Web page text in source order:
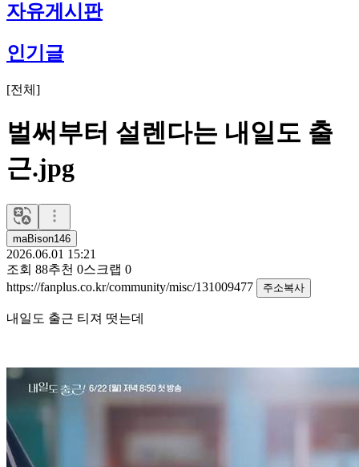
자유게시판
인기글
[전체 ]
벌써부터 설렌다는 내일도 출
근.jpg
maBison146
2026.06.01 15:21
조회 88추천 0스크랩 0
https://fanplus.co.kr/community/misc/131009477
주소복사
내일도 출근 티져 떳는데